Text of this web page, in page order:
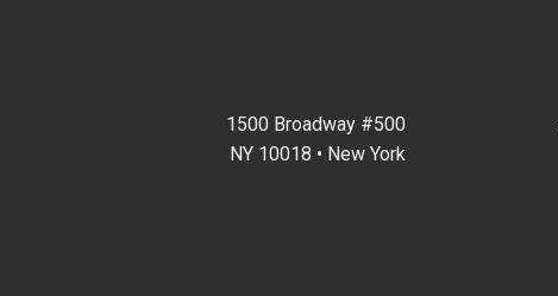
1500 Broadway #500
NY 10018 • New York